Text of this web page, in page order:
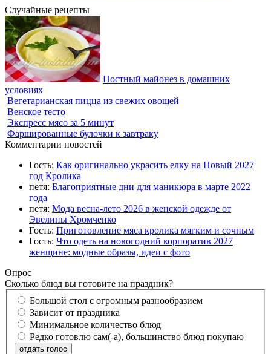
Случайные рецепты
Постный майонез в домашних
условиях
Вегетарианская пицца из свежих овощей
Венское тесто
Экспресс мясо за 5 минут
Фаршированные булочки к завтраку
Комментарии новостей
Гость: Как оригинально украсить елку на Новый 2027
год Кролика
петя: Благоприятные дни для маникюра в марте 2022
года
петя: Мода весна-лето 2026 в женской одежде от
Эвелины Хромченко
Гость: Приготовление мяса кролика мягким и сочным
Гость: Что одеть на новогодний корпоратив 2027
женщине: модные образы, идеи с фото
Опрос
Сколько блюд вы готовите на праздник?
Большой стол с огромным разнообразием
Зависит от праздника
Минимальное количество блюд
Редко готовлю сам(-а), большинство блюд покупаю
отдать голос